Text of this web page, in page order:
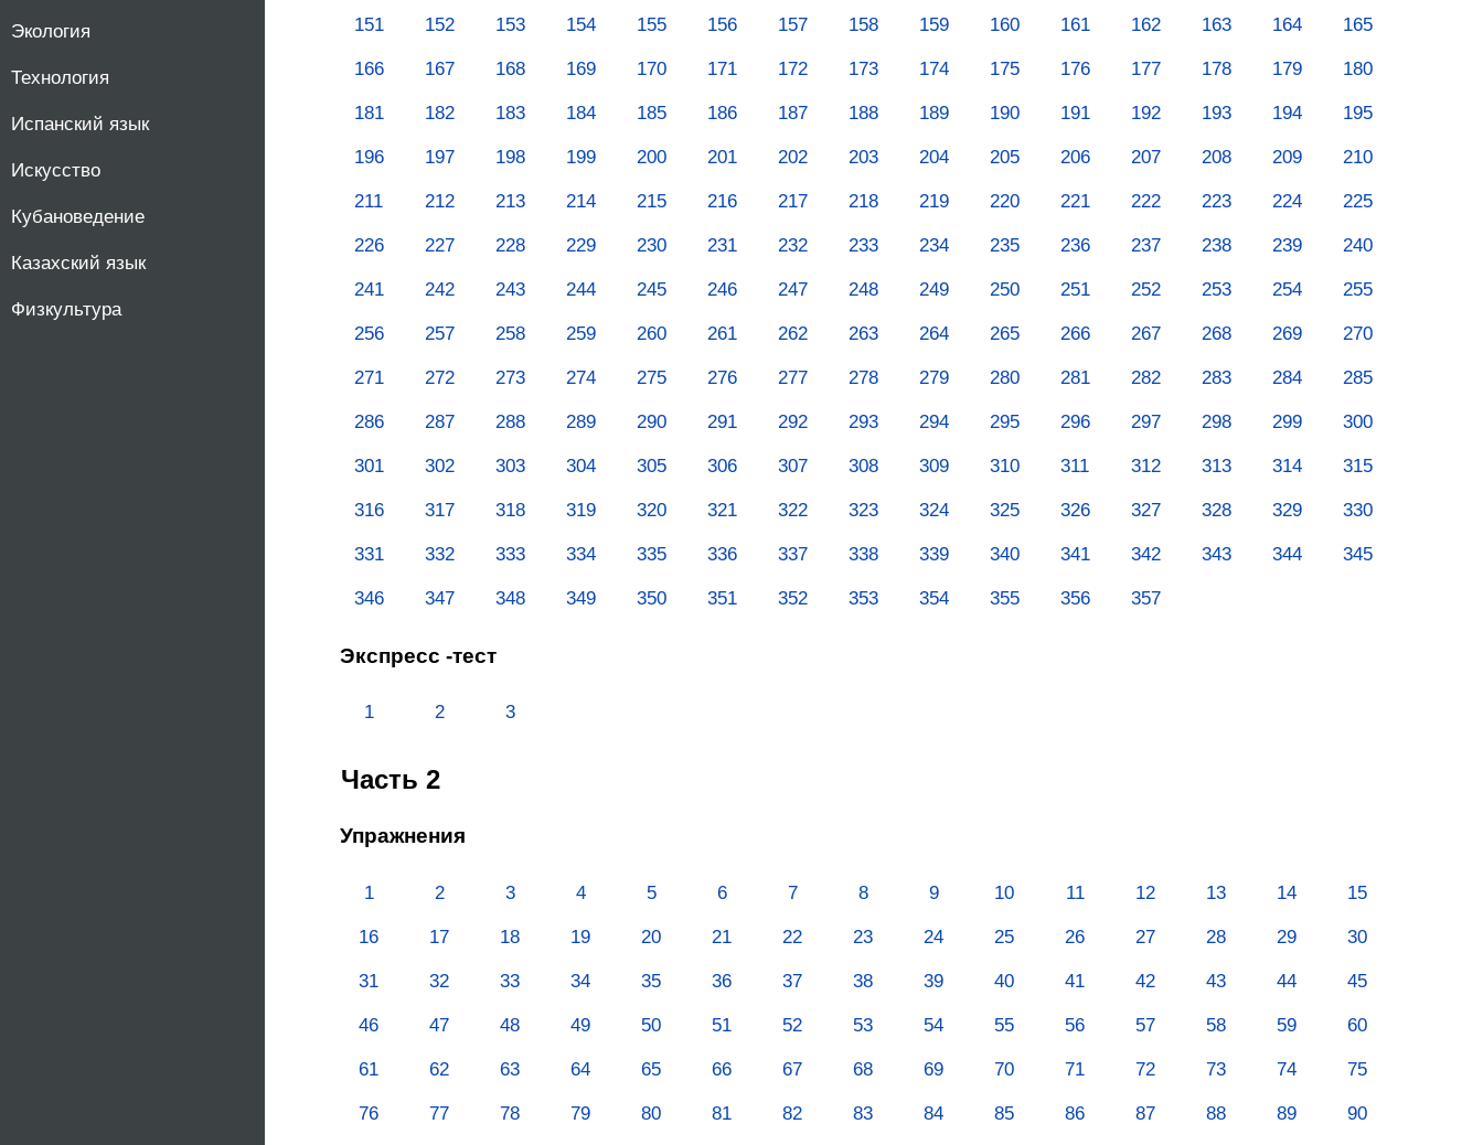
Экология
Технология
Испанский язык
Искусство
Кубановедение
Казахский язык
Физкультура
151 152 153 154 155 156 157 158 159 160 161 162 163 164 165
166 167 168 169 170 171 172 173 174 175 176 177 178 179 180
181 182 183 184 185 186 187 188 189 190 191 192 193 194 195
196 197 198 199 200 201 202 203 204 205 206 207 208 209 210
211 212 213 214 215 216 217 218 219 220 221 222 223 224 225
226 227 228 229 230 231 232 233 234 235 236 237 238 239 240
241 242 243 244 245 246 247 248 249 250 251 252 253 254 255
256 257 258 259 260 261 262 263 264 265 266 267 268 269 270
271 272 273 274 275 276 277 278 279 280 281 282 283 284 285
286 287 288 289 290 291 292 293 294 295 296 297 298 299 300
301 302 303 304 305 306 307 308 309 310 311 312 313 314 315
316 317 318 319 320 321 322 323 324 325 326 327 328 329 330
331 332 333 334 335 336 337 338 339 340 341 342 343 344 345
346 347 348 349 350 351 352 353 354 355 356 357
Экспресс -тест
1 2 3
Часть 2
Упражнения
1 2 3 4 5 6 7 8 9 10 11 12 13 14 15
16 17 18 19 20 21 22 23 24 25 26 27 28 29 30
31 32 33 34 35 36 37 38 39 40 41 42 43 44 45
46 47 48 49 50 51 52 53 54 55 56 57 58 59 60
61 62 63 64 65 66 67 68 69 70 71 72 73 74 75
76 77 78 79 80 81 82 83 84 85 86 87 88 89 90